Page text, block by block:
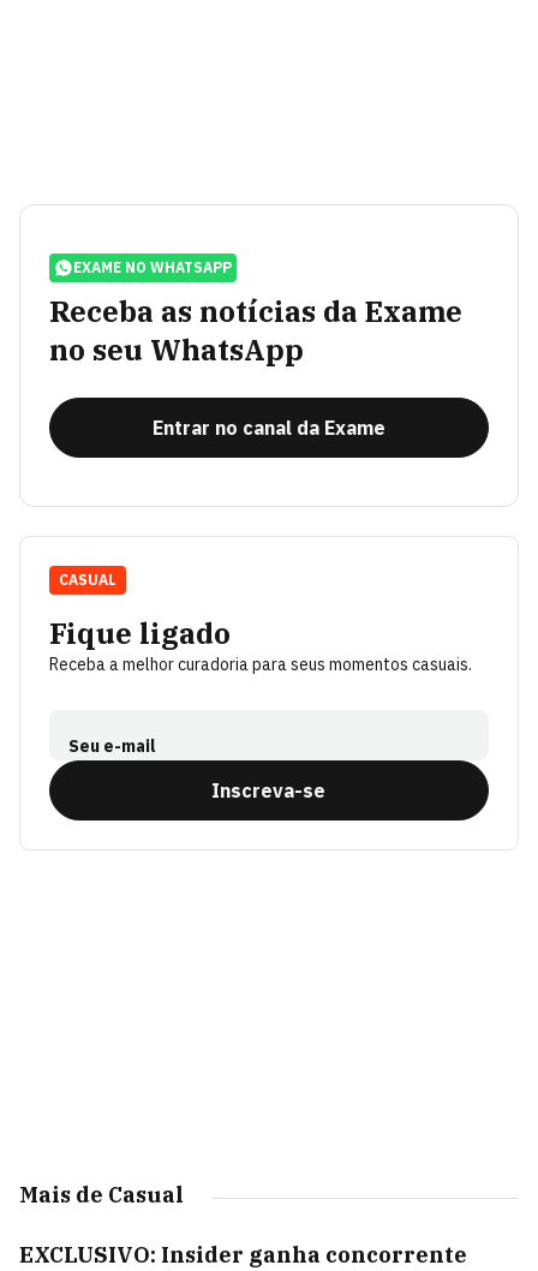
EXAME NO WHATSAPP
Receba as notícias da Exame
no seu WhatsApp
Entrar no canal da Exame
Fique ligado
Receba a melhor curadoria para seus momentos casuais.
Seu e-mail
Inscreva-se
CASUAL
Mais de Casual
EXCLUSIVO: Insider ganha concorrente